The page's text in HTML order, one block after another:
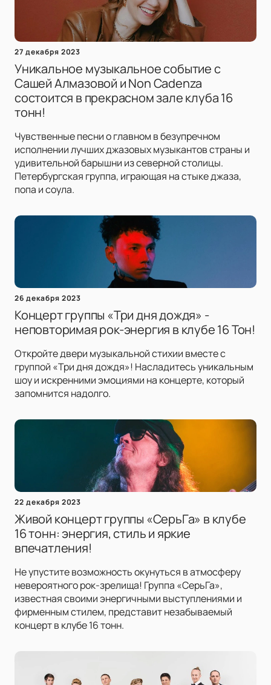
27 декабря 2023
Уникальное музыкальное событие с
Сашей Алмазовой и Non Cadenza
состоится в прекрасном зале клуба 16
тонн!
Чувственные песни о главном в безупречном
исполнении лучших джазовых музыкантов страны и
удивительной барышни из северной столицы.
Петербургская группа, играющая на стыке джаза,
попа и соула.
26 декабря 2023
Концерт группы «Три дня дождя» -
неповторимая рок-энергия в клубе 16 Тон!
Откройте двери музыкальной стихии вместе с
группой «Три дня дождя»! Насладитесь уникальным
шоу и искренними эмоциями на концерте, который
запомнится надолго.
22 декабря 2023
Живой концерт группы «СерьГа» в клубе
16 тонн: энергия, стиль и яркие
впечатления!
Не упустите возможность окунуться в атмосферу
невероятного рок-зрелища! Группа «СерьГа»,
известная своими энергичными выступлениями и
фирменным стилем, представит незабываемый
концерт в клубе 16 тонн.